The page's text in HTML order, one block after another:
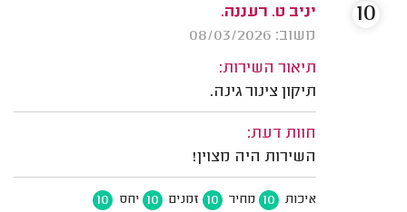
יניב ט. רעננה.
משוב: 08/03/2026
תיאור השירות:
תיקון צינור גינה.
חוות דעת:
השירות היה מצוין!
איכות 10 מחיר 10 זמנים 10 יחס 10
10